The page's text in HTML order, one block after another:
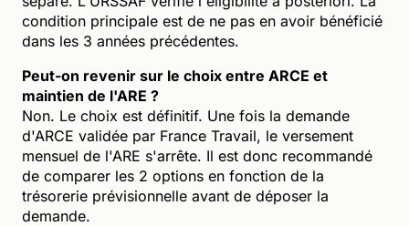
condition principale est de ne pas en avoir bénéficié
dans les 3 années précédentes.
Peut-on revenir sur le choix entre ARCE et
maintien de l'ARE ?
Non. Le choix est définitif. Une fois la demande
d'ARCE validée par France Travail, le versement
mensuel de l'ARE s'arrête. Il est donc recommandé
de comparer les 2 options en fonction de la
trésorerie prévisionnelle avant de déposer la
demande.